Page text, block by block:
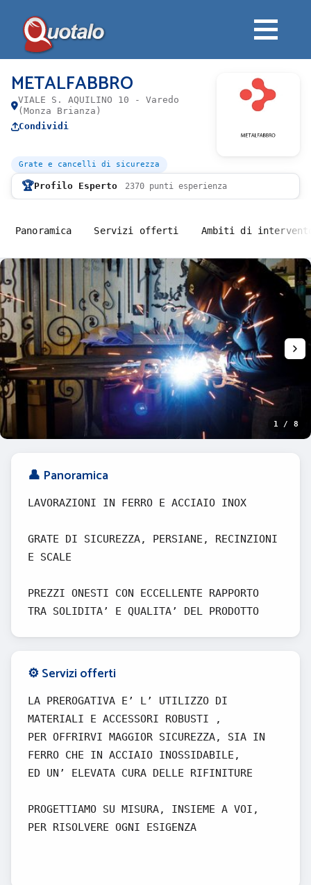
METALFABBRO
VIALE S. AQUILINO 10 - Varedo
(Monza Brianza)
Condividi
Grate e cancelli di sicurezza
🏆Profilo Esperto 2370 punti esperienza
Panoramica Servizi offerti Ambiti di
1 / 8
👤 Panoramica
LAVORAZIONI IN FERRO E ACCIAIO INOX
GRATE DI SICUREZZA, PERSIANE, RECINZIONI
E SCALE
PREZZI ONESTI CON ECCELLENTE RAPPORTO
TRA SOLIDITA’ E QUALITA’ DEL PRODOTTO
⚙️ Servizi offerti
LA PREROGATIVA E’ L’ UTILIZZO DI
MATERIALI E ACCESSORI ROBUSTI ,
PER OFFRIRVI MAGGIOR SICUREZZA, SIA IN
FERRO CHE IN ACCIAIO INOSSIDABILE,
ED UN’ ELEVATA CURA DELLE RIFINITURE
PROGETTIAMO SU MISURA, INSIEME A VOI,
PER RISOLVERE OGNI ESIGENZA